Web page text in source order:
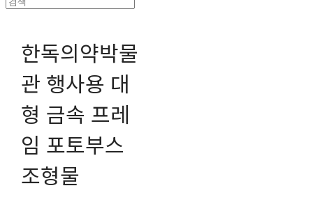
한독의약박물
관 행사용 대
형 금속 프레
임 포토부스
조형물